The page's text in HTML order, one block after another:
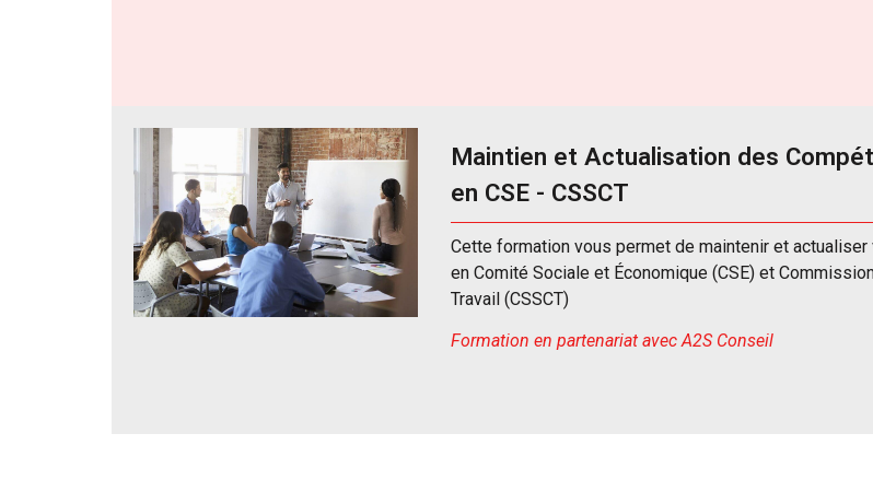
Maintien et Actualisation des
en CSE - CSSCT
Cette formation vous permet de maintenir et
en Comité Sociale et Économique (CSE) et
Travail (CSSCT)
Formation en partenariat avec A2S Conseil